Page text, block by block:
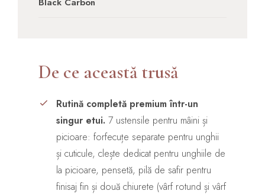
De ce această trusă
Rutină completă premium într-un
singur etui. 7 ustensile pentru mâini și
picioare: forfecuțe separate pentru unghii
și cuticule, clește dedicat pentru unghiile de
la picioare, pensetă, pilă de safir pentru
finisaj fin și două chiurete (vârf rotund și vârf